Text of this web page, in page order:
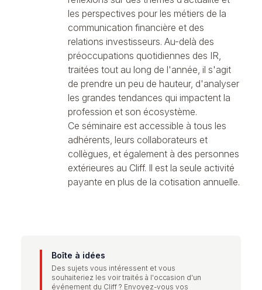
les perspectives pour les métiers de la
communication financière et des
relations investisseurs. Au-delà des
préoccupations quotidiennes des IR,
traitées tout au long de l'année, il s'agit
de prendre un peu de hauteur, d'analyser
les grandes tendances qui impactent la
profession et son écosystème.
Ce séminaire est accessible à tous les
adhérents, leurs collaborateurs et
collègues, et également à des personnes
extérieures au Cliff. Il est la seule activité
payante en plus de la cotisation annuelle.
Boîte à idées
Des sujets vous intéressent et vous
souhaiteriez les voir traités à l'occasion d'un
événement du Cliff ? Envoyez-vous vos